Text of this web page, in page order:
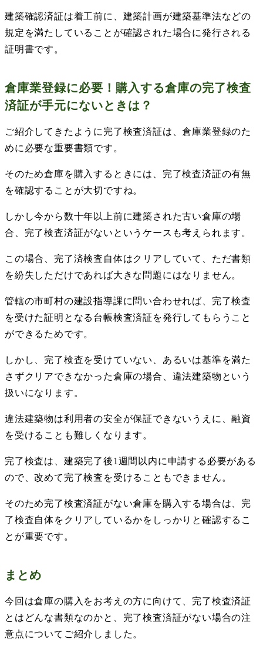
建築確認済証は着工前に、建築計画が建築基準法などの
規定を満たしていることが確認された場合に発行される
証明書です。
倉庫業登録に必要！購入する倉庫の完了検査
済証が手元にないときは？
ご紹介してきたように完了検査済証は、倉庫業登録のた
めに必要な重要書類です。
そのため倉庫を購入するときには、完了検査済証の有無
を確認することが大切ですね。
しかし今から数十年以上前に建築された古い倉庫の場
合、完了検査済証がないというケースも考えられます。
この場合、完了済検査自体はクリアしていて、ただ書類
を紛失しただけであれば大きな問題にはなりません。
管轄の市町村の建設指導課に問い合わせれば、完了検査
を受けた証明となる台帳検査済証を発行してもらうこと
ができるためです。
しかし、完了検査を受けていない、あるいは基準を満た
さずクリアできなかった倉庫の場合、違法建築物という
扱いになります。
違法建築物は利用者の安全が保証できないうえに、融資
を受けることも難しくなります。
完了検査は、建築完了後1 週間以内に申請する必要がある
ので、改めて完了検査を受けることもできません。
そのため完了検査済証がない倉庫を購入する場合は、完
了検査自体をクリアしているかをしっかりと確認するこ
とが重要です。
まとめ
今回は倉庫の購入をお考えの方に向けて、完了検査済証
とはどんな書類なのかと、完了検査済証がない場合の注
意点についてご紹介しました。